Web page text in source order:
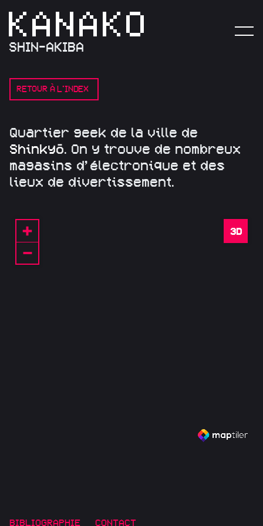
SHIN-AKIBA
RETOUR À L'INDEX
Quartier geek de la ville de
Shinkyō On y trouve de nombreux
magasins d’ électronique et des
lieux de divertissement
BIBLIOGRAPHIE CONTACT